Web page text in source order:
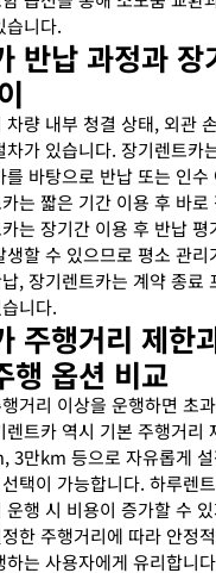
습니다.
반납 과정과 장
량 내부 청결 상태, 외관
가 있습니다. 장기렌트카
바탕으로 반납 또는 인수
는 짧은 기간 이용 후 바로
는 장기간 이용 후 반납 평
할 수 있으므로 평소 관리
, 장기렌트카는 계약 종료
니다.
주행거리 제한
행 옵션 비교
거리 이상을 운행하면 초
렌트카 역시 기본 주행거리
3만km 등으로 자유롭게
택이 가능합니다. 하루렌
행 시 비용이 증가할 수
한 주행거리에 따라 안정
는 사용자에게 유리합니